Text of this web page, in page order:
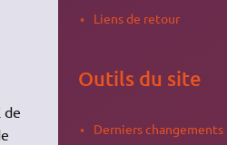
de
Liens de retour
Outils du site
Derniers changements